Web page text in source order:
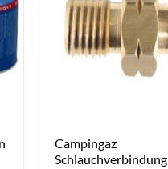
Campingaz
Schlauchverbindung